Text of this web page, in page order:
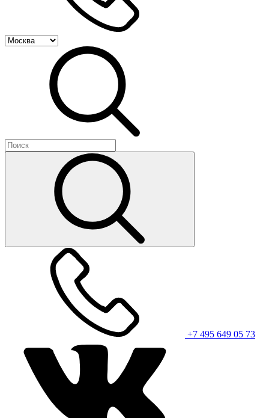
+7 495 649 05 73